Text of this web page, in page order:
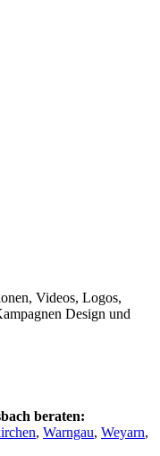
Videos, Logos,
Design und
beraten:
, Warngau, Weyarn,